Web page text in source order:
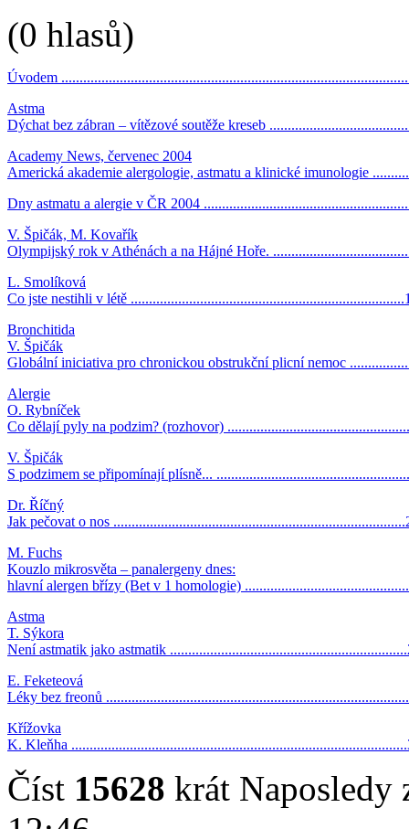
(0 hlasů)
Úvodem
Astma
Dýchat bez zábran – vítězové soutěže kreseb
Academy News, červenec 2004
Americká akademie alergologie, astmatu a klinické imunologie
Dny astmatu a alergie v ČR 2004
V. Špičák, M. Kovařík
Olympijský rok v Athénách a na Hájné Hoře.
L. Smolíková
Co jste nestihli v létě
Bronchitida
V. Špičák
Globální iniciativa pro chronickou obstrukční plicní nemoc
Alergie
O. Rybníček
Co dělají pyly na podzim? (rozhovor)
V. Špičák
S podzimem se připomínají plísně...
Dr. Říčný
Jak pečovat o nos
M. Fuchs
Kouzlo mikrosvěta – panalergeny dnes:
hlavní alergen břízy (Bet v 1 homologie)
Astma
T. Sýkora
Není astmatik jako astmatik
E. Feketeová
Léky bez freonů
Křížovka
K. Kleňha
Číst 15628 krát Naposledy